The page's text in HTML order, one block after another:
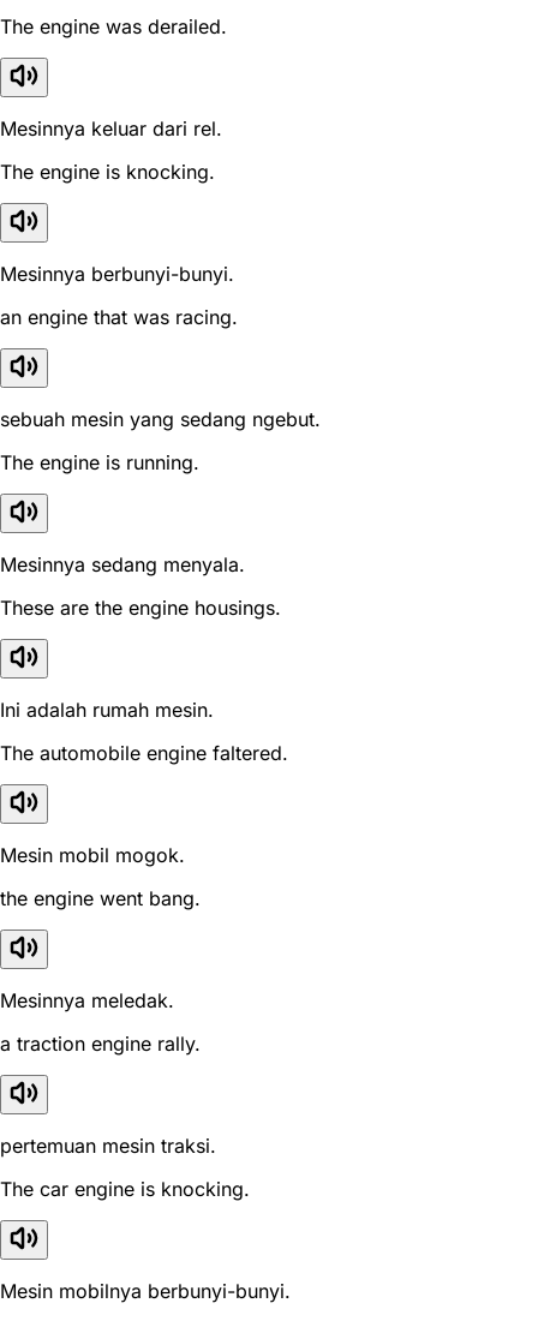
The engine was derailed.
Mesinnya keluar dari rel.
The engine is knocking.
Mesinnya berbunyi-bunyi.
an engine that was racing.
sebuah mesin yang sedang ngebut.
The engine is running.
Mesinnya sedang menyala.
These are the engine housings.
Ini adalah rumah mesin.
The automobile engine faltered.
Mesin mobil mogok.
the engine went bang.
Mesinnya meledak.
a traction engine rally.
pertemuan mesin traksi.
The car engine is knocking.
Mesin mobilnya berbunyi-bunyi.